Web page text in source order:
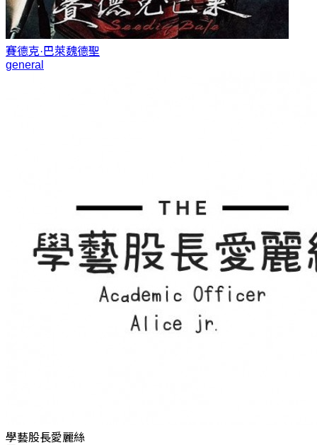
賽德克·巴萊魏德聖
general
學藝股長愛麗絲